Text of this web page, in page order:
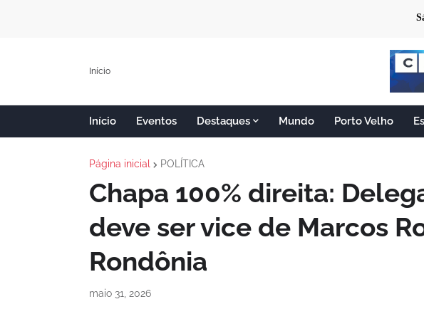
Início
Início Eventos Destaques Mundo Porto Velho
Página inicial POLÍTICA
Chapa 100% direita:
deve ser vice de Marcos
Rondônia
maio 31, 2026